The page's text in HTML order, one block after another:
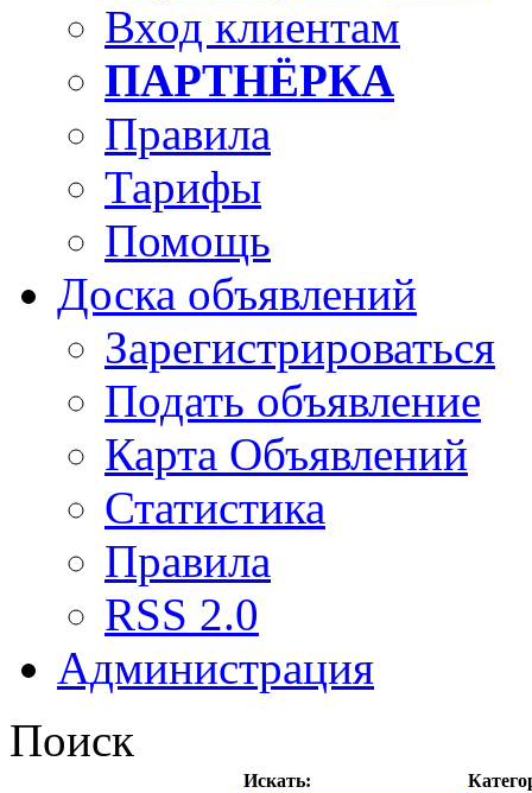
Вход клиентам
ПАРТНЁРКА
Правила
Тарифы
Помощь
Доска объявлений
Зарегистрироваться
Подать объявление
Карта Объявлений
Статистика
Правила
RSS 2.0
Администрация
Поиск
Искать: